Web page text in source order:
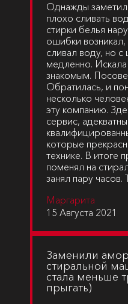
Однажды
плохо сливать
стирки белья
ошибки возникал,
сливал воду, но
медленно.
знакомым.
Обратилась, и
несколько
эту компанию.
сервис,
которые
технике. В итоге
поменял на
занял пару
Маргарита
15 Августа 2021
Заменили
стиральной
стала меньше
прыгать)